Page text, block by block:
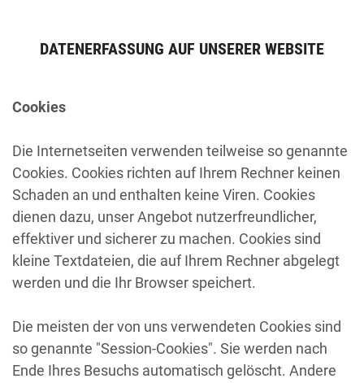
DATENERFASSUNG AUF UNSERER WEBSITE
Cookies
Die Internetseiten verwenden teilweise so genannte
Cookies. Cookies richten auf Ihrem Rechner keinen
Schaden an und enthalten keine Viren. Cookies
dienen dazu, unser Angebot nutzerfreundlicher,
effektiver und sicherer zu machen. Cookies sind
kleine Textdateien, die auf Ihrem Rechner abgelegt
werden und die Ihr Browser speichert.
Die meisten der von uns verwendeten Cookies sind
so genannte "Session-Cookies". Sie werden nach
Ende Ihres Besuchs automatisch gelöscht. Andere